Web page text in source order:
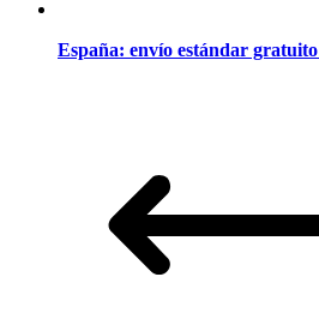
España: envío estándar gratuito